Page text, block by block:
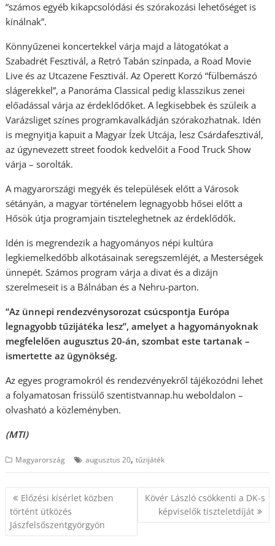
“számos egyéb kikapcsolódási és szórakozási lehetőséget is
kínálnak”.
Könnyűzenei koncertekkel várja majd a látogatókat a
Szabadrét Fesztivál, a Retró Tabán színpada, a Road Movie
Live és az Utcazene Fesztivál. Az Operett Korzó “fülbemászó
slágerekkel”, a Panoráma Classical pedig klasszikus zenei
előadással várja az érdeklődőket. A legkisebbek és szüleik a
Varázsliget színes programkavalkádján szórakozhatnak. Idén
is megnyitja kapuit a Magyar Ízek Utcája, lesz Csárdafesztivál,
az úgynevezett street foodok kedvelőit a Food Truck Show
várja – sorolták.
A magyarországi megyék és települések előtt a Városok
sétányán, a magyar történelem legnagyobb hősei előtt a
Hősök útja programjain tiszteleghetnek az érdeklődők.
Idén is megrendezik a hagyományos népi kultúra
legkiemelkedőbb alkotásainak seregszemléjét, a Mesterségek
ünnepét. Számos program várja a divat és a dizájn
szerelmeseit is a Bálnában és a Nehru-parton.
“Az ünnepi rendezvénysorozat csúcspontja Európa
legnagyobb tűzijátéka lesz”, amelyet a hagyományoknak
megfelelően augusztus 20-án, szombat este tartanak –
ismertette az ügynökség.
Az egyes programokról és rendezvényekről tájékozódni lehet
a folyamatosan frissülő szentistvannap.hu weboldalon –
olvasható a közleményben.
(MTI)
Magyarország augusztus 20,tűzijáték
Bejegyzés
navigáció
Előzési kísérlet közben
történt ütközés
Jászfelsőszentgyörgyön
Kövér László csökkenti a DK-s
képviselők tiszteletdíját